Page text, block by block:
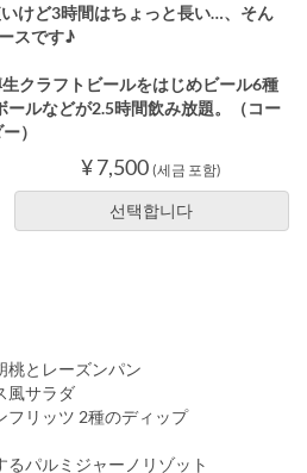
けど3時間はちょっと長い…、そん
スです♪
クラフトビールをはじめビール6種
ールなどが2.5時間飲み放題。（コー
）
¥ 7,500 (세금 포함)
선택합니다
桃とレーズンパン
風サラダ
フリッツ 2種のディップ
るパルミジャーノリゾット